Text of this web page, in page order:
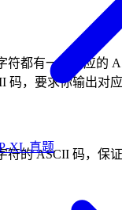
XL 真题
符都有一个对应的
码，要求你输出对应
符的 ASCII 码，保